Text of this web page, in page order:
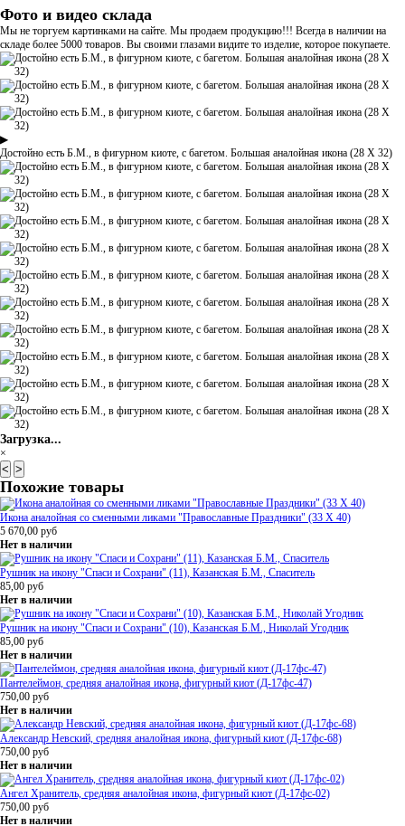
Фото и видео склада
Мы не торгуем картинками на сайте. Мы продаем продукцию!!! Всегда в наличии на
складе более 5000 товаров. Вы своими глазами видите то изделие, которое покупаете.
▶
Достойно есть Б.М., в фигурном киоте, с багетом. Большая аналойная икона (28 Х 32)
Загрузка...
×
< >
Похожие товары
Икона аналойная со сменными ликами "Православные Праздники" (33 Х 40)
5 670,00 руб
Нет в наличии
Рушник на икону "Спаси и Сохрани" (11), Казанская Б.М., Спаситель
85,00 руб
Нет в наличии
Рушник на икону "Спаси и Сохрани" (10), Казанская Б.М., Николай Угодник
85,00 руб
Нет в наличии
Пантелеймон, средняя аналойная икона, фигурный киот (Д-17фс-47)
750,00 руб
Нет в наличии
Александр Невский, средняя аналойная икона, фигурный киот (Д-17фс-68)
750,00 руб
Нет в наличии
Ангел Хранитель, средняя аналойная икона, фигурный киот (Д-17фс-02)
750,00 руб
Нет в наличии